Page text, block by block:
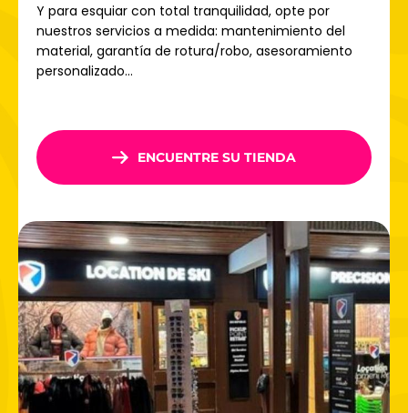
Y para esquiar con total tranquilidad, opte por
nuestros servicios a medida: mantenimiento del
material, garantía de rotura/robo, asesoramiento
personalizado...
ENCUENTRE SU TIENDA